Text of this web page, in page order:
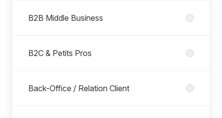
B2B Middle Business
B2C & Petits Pros
Back-Office / Relation Client